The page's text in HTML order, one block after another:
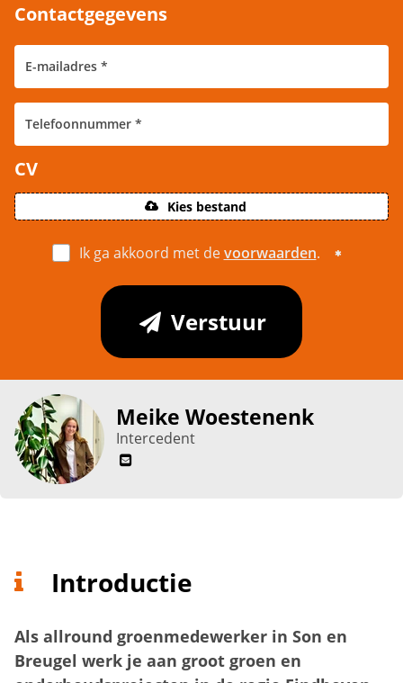
Meike Woestenenk
Intercedent
Contactgegevens
CV
Kies bestand
Ik ga akkoord met devoorwaarden.
Verstuur
Introductie
Als allround groenmedewerker in Son en
Breugel werk je aan groot groen en